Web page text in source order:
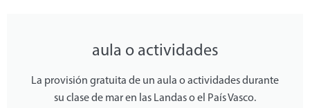
aula o actividades
La provisión gratuita de un aula o actividades durante
su clase de mar en las Landas o el País Vasco.